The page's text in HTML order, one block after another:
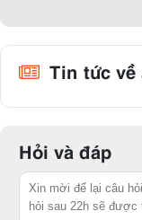
Tin tức về
Hỏi và đáp